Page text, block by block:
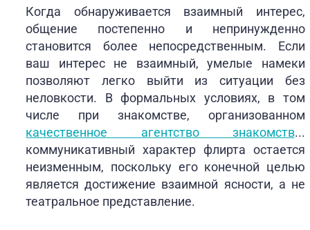
Когда обнаруживается взаимный интерес,
общение постепенно и непринужденно
становится более непосредственным. Если
ваш интерес не взаимный, умелые намеки
позволяют легко выйти из ситуации без
неловкости. В формальных условиях, в том
числе при знакомстве, организованном
качественное агентство знакомств...
коммуникативный характер флирта остается
неизменным, поскольку его конечной целью
является достижение взаимной ясности, а не
театральное представление.